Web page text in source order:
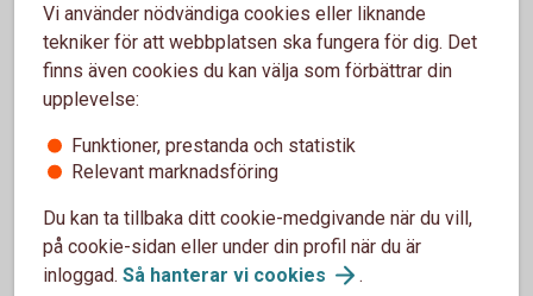
pappersversionen och vice versa. Det underlag du väljer att
behålla ska sparas i sju år.
Mer information finns i Bokföringsnämndens vägledning
BFNAR 2013:2.
Så kan du enkelt ta betalt med
Vi använder nödvändiga cookies eller liknande
tekniker för att webbplatsen ska fungera för dig. Det
finns även cookies du kan välja som förbättrar din
upplevelse:
Funktioner, prestanda och statistik
Relevant marknadsföring
Du kan ta tillbaka ditt cookie-medgivande när du vill,
på cookie-sidan eller under din profil när du är
inloggad. Så hanterar vi cookies .